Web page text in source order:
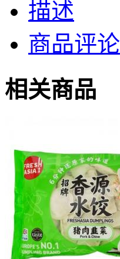
描述
商品评论
相关商品